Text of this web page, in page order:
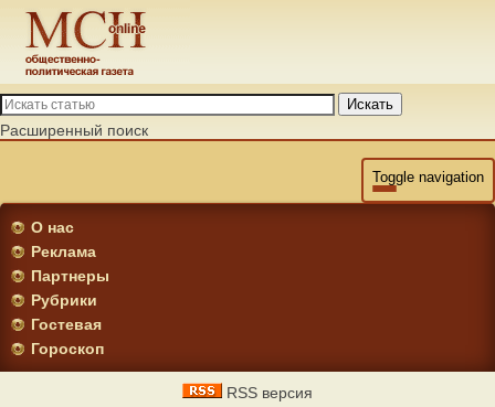
Искать
Расширенный поиск
Toggle navigation
О нас
Реклама
Партнеры
Рубрики
Гостевая
Гороскоп
RSS версия